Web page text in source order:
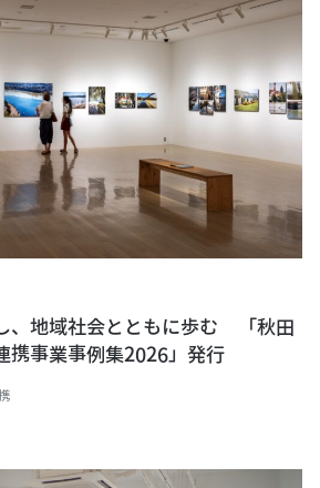
、地域社会とともに歩む 「秋田
携事業事例集2026」発行